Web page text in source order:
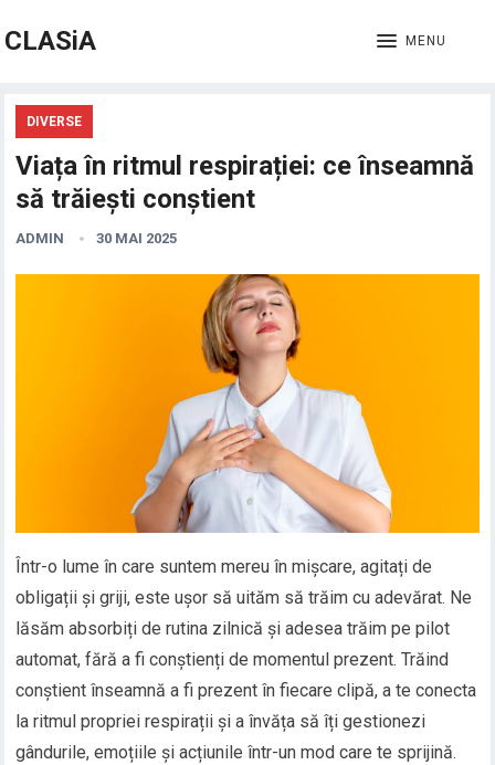
CLASiA MENU
DIVERSE
Viața în ritmul respirației: ce înseamnă
să trăiești conștient
ADMIN 30 MAI 2025
Într-o lume în care suntem mereu în mișcare, agitați de
obligații și griji, este ușor să uităm să trăim cu adevărat. Ne
lăsăm absorbiți de rutina zilnică și adesea trăim pe pilot
automat, fără a fi conștienți de momentul prezent. Trăind
conștient înseamnă a fi prezent în fiecare clipă, a te conecta
la ritmul propriei respirații și a învăța să îți gestionezi
gândurile, emoțiile și acțiunile într-un mod care te sprijină.